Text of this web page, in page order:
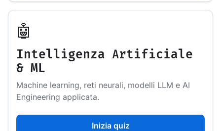
🤖
Intelligenza Artificiale
& ML
Machine learning, reti neurali, modelli LLM e AI
Engineering applicata.
Inizia quiz